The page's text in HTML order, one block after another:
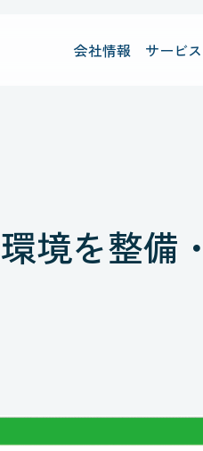
会社情報 サービス
境を整備